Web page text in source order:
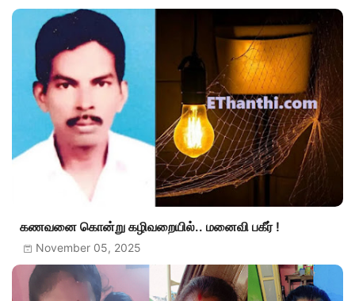
கணவனை கொன்று கழிவறையில்.. மனைவி பகீர் !
November 05, 2025